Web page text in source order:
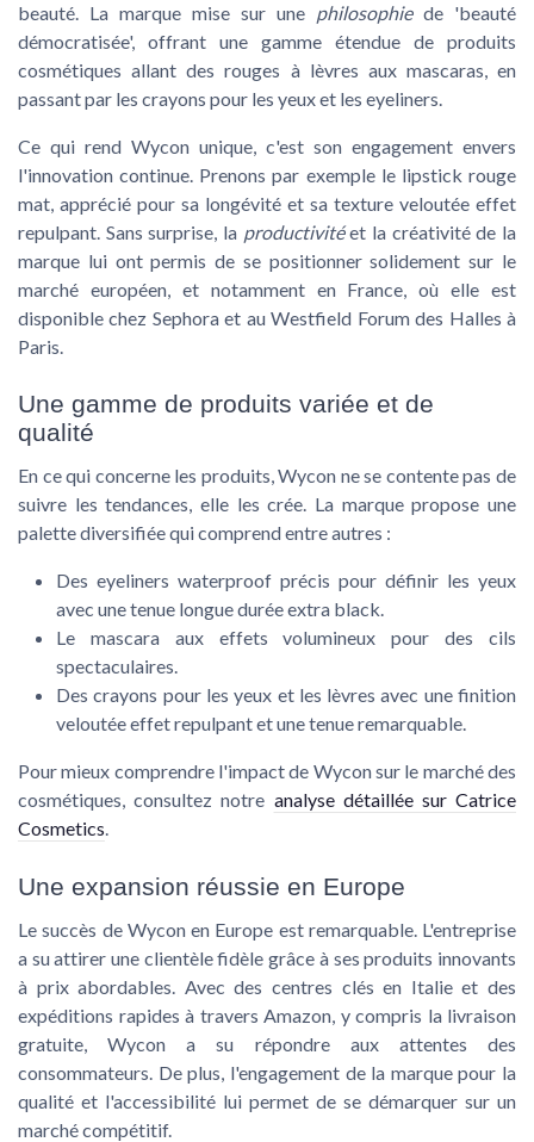
beauté. La marque mise sur une philosophiede 'beauté
démocratisée', offrant une gamme étendue de produits
cosmétiques allant des rouges à lèvres aux mascaras, en
passant par les crayons pour les yeux et les eyeliners.
Ce qui rend Wycon unique, c'est son engagement envers
l'innovation continue. Prenons par exemple le lipstick rouge
mat, apprécié pour sa longévité et sa texture veloutée effet
repulpant. Sans surprise, la productivitéet la créativité de la
marque lui ont permis de se positionner solidement sur le
marché européen, et notamment en France, où elle est
disponible chez Sephora et au Westfield Forum des Halles à
Paris.
Une gamme de produits variée et de
qualité
En ce qui concerne les produits, Wycon ne se contente pas de
suivre les tendances, elle les crée. La marque propose une
palette diversifiéequi comprend entre autres :
Des eyeliners waterproof précis pour définir les yeux
avec une tenue longue durée extra black.
Le mascara aux effets volumineux pour des cils
spectaculaires.
Des crayons pour les yeux et les lèvres avec une finition
veloutée effet repulpant et une tenue remarquable.
Pour mieux comprendre l'impact de Wycon sur le marché des
cosmétiques, consultez notre analyse détaillée sur Catrice
Cosmetics.
Une expansion réussie en Europe
Lesuccès de Wycon en Europe est remarquable. L'entreprise
a su attirer une clientèle fidèle grâce à ses produits innovants
à prix abordables. Avec des centres clés en Italie et des
expéditions rapides à travers Amazon, y compris la livraison
gratuite, Wycon a su répondre aux attentes des
consommateurs. De plus, l'engagement de la marque pour la
qualité et l'accessibilité lui permet de se démarquer sur un
marché compétitif.